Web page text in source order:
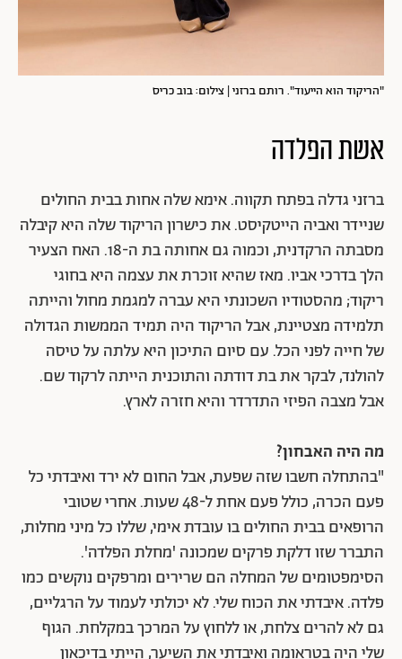
"הריקוד הוא הייעוד". רותם ברזני | צילום: בוב כריס
אשת הפלדה
ברזני גדלה בפתח תקווה. אימא שלה אחות בבית החולים
שניידר ואביה הייטקיסט. את כישרון הריקוד שלה היא קיבלה
מסבתה הרקדנית, וכמוה גם אחותה בת ה-18. האח הצעיר
הלך בדרכי אביו. מאז שהיא זוכרת את עצמה היא בחוגי
ריקוד; מהסטודיו השכונתי היא עברה למגמת מחול והייתה
תלמידה מצטיינת, אבל הריקוד היה תמיד הממשות הגדולה
של חייה לפני הכל. עם סיום התיכון היא עלתה על טיסה
להולנד, לבקר את בת דודתה והתוכנית הייתה לרקוד שם.
אבל מצבה הפיזי התדרדר והיא חזרה לארץ.
מה היה האבחון?
"בהתחלה חשבו שזה שפעת, אבל החום לא ירד ואיבדתי כל
פעם הכרה, כולל פעם אחת ל-48 שעות. אחרי שטובי
הרופאים בבית החולים בו עובדת אימי, שללו כל מיני מחלות,
התברר שזו דלקת פרקים שמכונה 'מחלת הפלדה'.
הסימפטומים של המחלה הם שרירים ומרפקים נוקשים כמו
פלדה. איבדתי את הכוח שלי. לא יכולתי לעמוד על הרגליים,
גם לא להרים צלחת, או ללחוץ על המרכך במקלחת. הגוף
שלי היה בטראומה ואיבדתי את השיער, הייתי בדיכאון